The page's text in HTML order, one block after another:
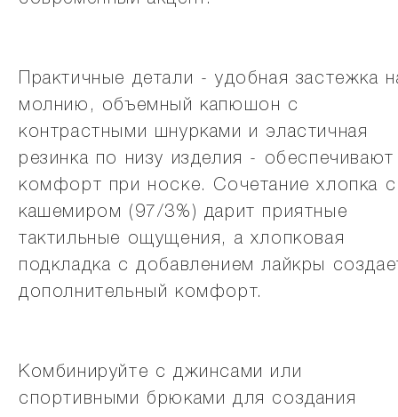
Практичные детали - удобная застежка
молнию, объемный капюшон с
контрастными шнурками и эластичная
резинка по низу изделия - обеспечивают
комфорт при носке. Сочетание хлопка с
кашемиром (97/3%) дарит приятные
тактильные ощущения, а хлопковая
подкладка с добавлением лайкры
дополнительный комфорт.
Комбинируйте с джинсами или
спортивными брюками для создания